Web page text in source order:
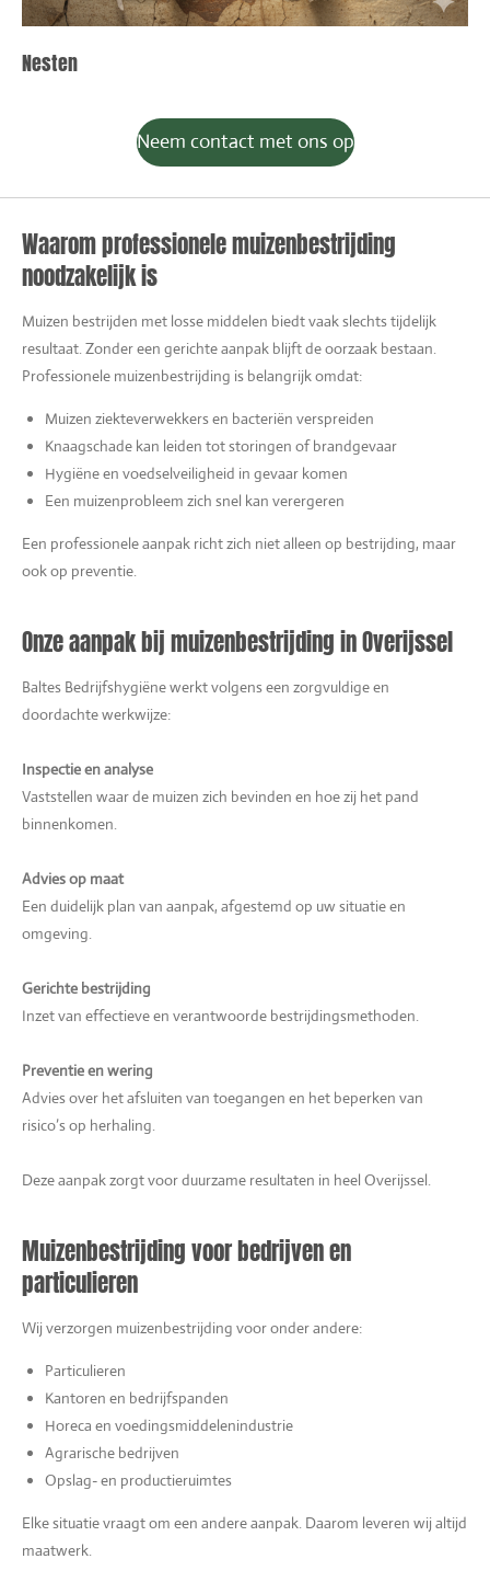
Nesten
Neem contact met ons op
Waarom professionele muizenbestrijding
noodzakelijk is
Muizen bestrijden met losse middelen biedt vaak slechts tijdelijk
resultaat. Zonder een gerichte aanpak blijft de oorzaak bestaan.
Professionele muizenbestrijding is belangrijk omdat:
Muizen ziekteverwekkers en bacteriën verspreiden
Knaagschade kan leiden tot storingen of brandgevaar
Hygiëne en voedselveiligheid in gevaar komen
Een muizenprobleem zich snel kan verergeren
Een professionele aanpak richt zich niet alleen op bestrijding, maar
ook op preventie.
Onze aanpak bij muizenbestrijding in Overijssel
Baltes Bedrijfshygiëne werkt volgens een zorgvuldige en
doordachte werkwijze:
Inspectie en analyse
Vaststellen waar de muizen zich bevinden en hoe zij het pand
binnenkomen.
Advies op maat
Een duidelijk plan van aanpak, afgestemd op uw situatie en
omgeving.
Gerichte bestrijding
Inzet van effectieve en verantwoorde bestrijdingsmethoden.
Preventie en wering
Advies over het afsluiten van toegangen en het beperken van
risico’s op herhaling.
Deze aanpak zorgt voor duurzame resultaten in heel Overijssel.
Muizenbestrijding voor bedrijven en
particulieren
Wij verzorgen muizenbestrijding voor onder andere:
Particulieren
Kantoren en bedrijfspanden
Horeca en voedingsmiddelenindustrie
Agrarische bedrijven
Opslag- en productieruimtes
Elke situatie vraagt om een andere aanpak. Daarom leveren wij altijd
maatwerk.